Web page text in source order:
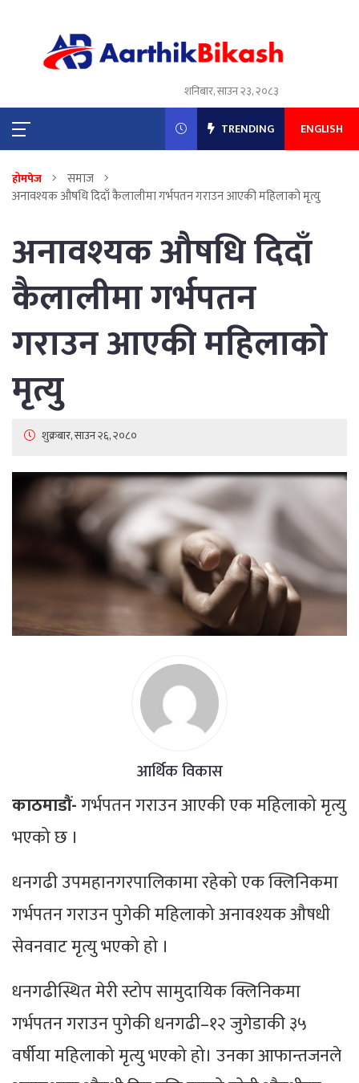
शनिबार, साउन २३, २०८३
TRENDING ENGLISH
होमपेज
समाज
अनावश्यक औषधि दिदाँ कैलालीमा गर्भपतन गराउन आएकी महिलाको मृत्यु
अनावश्यक औषधि दिदाँ
कैलालीमा गर्भपतन
गराउन आएकी महिलाको
मृत्यु
शुक्रबार, साउन २६, २०८०
आर्थिक विकास
काठमाडौं-गर्भपतन गराउन आएकी एक महिलाको मृत्यु
भएको छ ।
धनगढी उपमहानगरपालिकामा रहेको एक क्लिनिकमा
गर्भपतन गराउन पुगेकी महिलाको अनावश्यक औषधी
सेवनवाट मृत्यु भएको हो ।
धनगढीस्थित मेरी स्टोप सामुदायिक क्लिनिकमा
गर्भपतन गराउन पुगेकी धनगढी–१२ जुगेडाकी ३५
वर्षीया महिलाको मृत्यु भएको हो। उनका आफान्तजनले